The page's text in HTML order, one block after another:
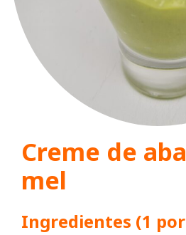
Creme de
mel
Ingredientes (1